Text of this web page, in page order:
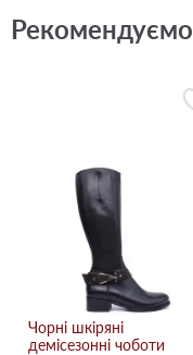
Рекомендуємо
Чорні шкіряні
демісезонні чоботи